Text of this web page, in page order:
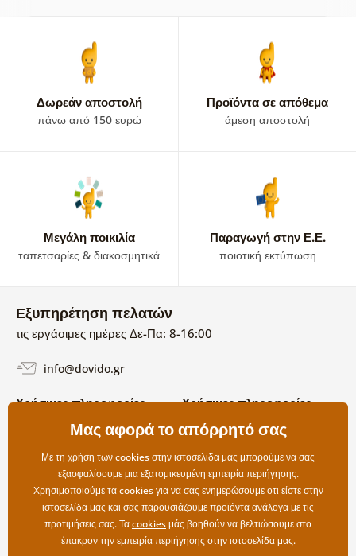
Δωρεάν αποστολή
πάνω από 150 ευρώ
Προϊόντα σε απόθεμα
άμεση αποστολή
Μεγάλη ποικιλία
ταπετσαρίες & διακοσμητικά
Παραγωγή στην Ε.Ε.
ποιοτική εκτύπωση
Εξυπηρέτηση πελατών
τις εργάσιμες ημέρες Δε-Πα: 8-16:00
info@dovido.gr
Χρήσιμες πληροφορίες
Όροι χρήσης και επιστροφών
Επιλογές αποστολής και
πληρωμής
Επιστροφές
Χρήσιμες πληροφορίες
Σχετικά με εμάς
Συχνές Ερωτήσεις
Επικοινωνία
Μας αφορά το απόρρητό σας
Με τη χρήση των cookies στην ιστοσελίδα μας μπορούμε να σας
εξασφαλίσουμε μια εξατομικευμένη εμπειρία περιήγησης.
Χρησιμοποιούμε τα cookies για να σας ενημερώσουμε οτι είστε στην
ιστοσελίδα μας και σας παρουσιάζουμε προϊόντα ανάλογα με τις
προτιμήσεις σας. Ταcookiesμάς βοηθούν να βελτιώσουμε στο
έπακρον την εμπειρία περιήγησης στην ιστοσελίδα μας.